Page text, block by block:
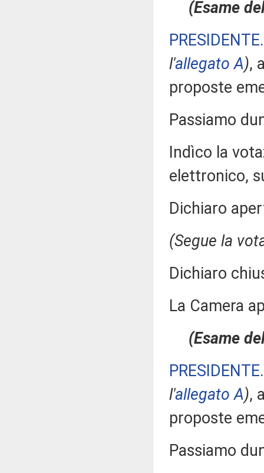
(Esame
PRESIDENTE
l'allegato A),
proposte
Passiamo
Indìco la
elettronico,
Dichiaro
(Segue la
Dichiaro
La Camera
(Esame
PRESIDENTE
l'allegato A),
proposte
Passiamo